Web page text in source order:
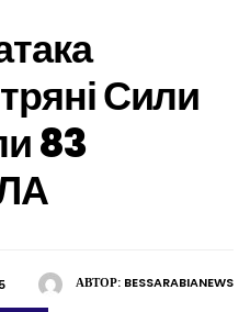
Сили
83
АВТОР: BESSARABIANEWS